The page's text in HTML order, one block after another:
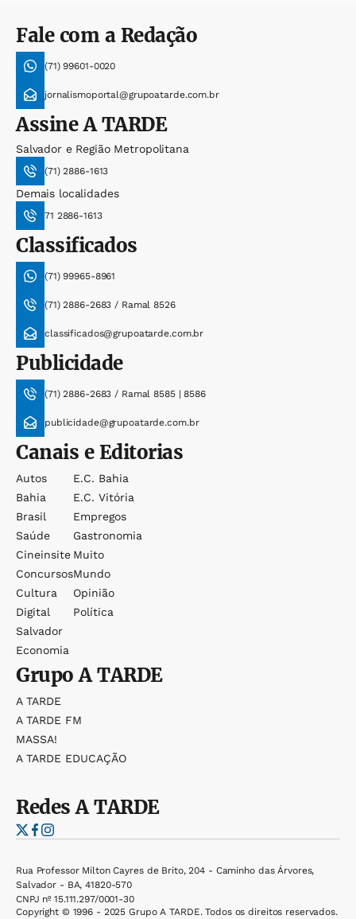
Fale com a Redação
(71) 99601-0020
jornalismoportal@grupoatarde.com.br
AssineA TARDE
Salvador e Região Metropolitana
(71) 2886-1613
Demais localidades
71 2886-1613
Classificados
(71) 99965-8961
(71) 2886-2683 / Ramal 8526
classificados@grupoatarde.com.br
Publicidade
(71) 2886-2683 / Ramal 8585 | 8586
publicidade@grupoatarde.com.br
Canais e Editorias
Autos
Bahia
Brasil
Saúde
Cineinsite
Concursos
Cultura
Digital
Salvador
Economia
E.c. Bahia
E.c. Vitória
Empregos
Gastronomia
Muito
Mundo
Opinião
Política
GrupoA TARDE
A TARDE
A TARDE FM
MASSA!
A TARDE EDUCAÇÃO
RedesA TARDE
Rua Professor Milton Cayres de Brito, 204 - Caminho das Árvores,
Salvador - BA, 41820-570
CNPJ nº 15.111.297/0001-30
Copyright © 1996 - 2025 Grupo A TARDE. Todos os direitos reservados.